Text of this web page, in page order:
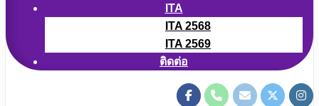
ITA
ITA 2568
ITA 2569
ติดต่อ